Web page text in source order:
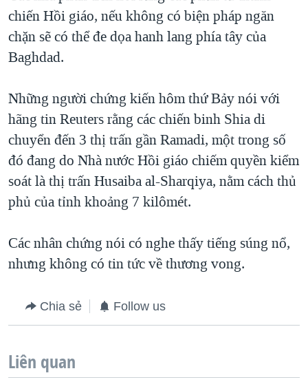
chiến Hồi giáo, nếu không có biện pháp ngăn
chặn sẽ có thể đe dọa hanh lang phía tây của
Baghdad.
Những người chứng kiến hôm thứ Bảy nói với
hãng tin Reuters rằng các chiến binh Shia di
chuyển đến 3 thị trấn gần Ramadi, một trong số
đó đang do Nhà nước Hồi giáo chiếm quyền kiểm
soát là thị trấn Husaiba al-Sharqiya, nằm cách thủ
phủ của tỉnh khoảng 7 kilômét.
Các nhân chứng nói có nghe thấy tiếng súng nổ,
nhưng không có tin tức về thương vong.
Chia sẻ Follow us
Liên quan